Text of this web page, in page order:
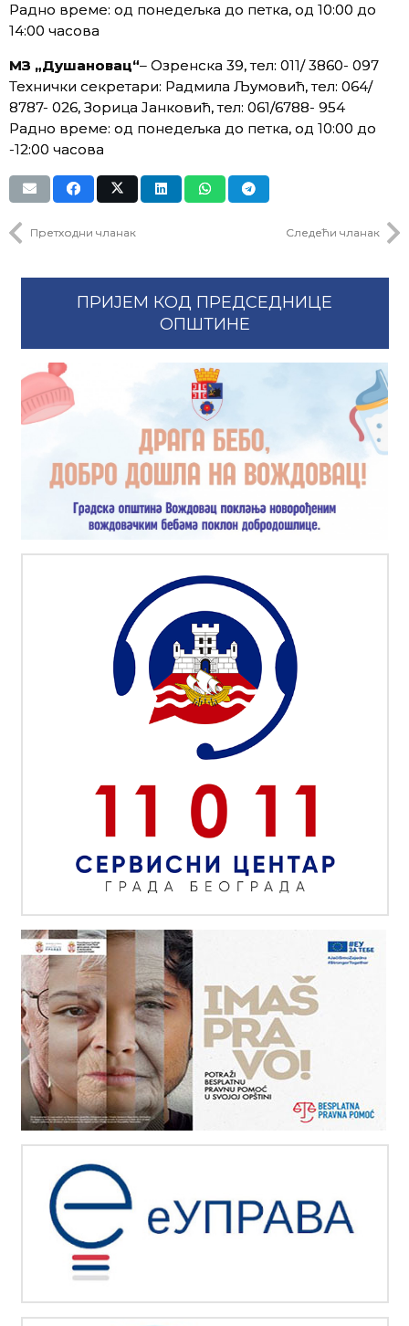
Радно време: од понедељка до петка, од 10:00 до
14:00 часова
МЗ „Душановац“– Озренска 39, тел: 011/ 3860- 097
Технички секретари: Радмила Љумовић, тел: 064/
8787- 026, Зорица Јанковић, тел: 061/6788- 954
Радно време: од понедељка до петка, од 10:00 до
-12:00 часова
Претходни чланак Следећи чланак
ПРИЈЕМ КОД ПРЕДСЕДНИЦЕ
ОПШТИНЕ